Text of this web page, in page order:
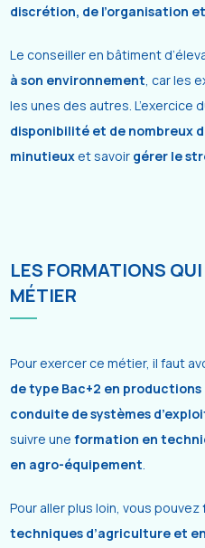
discrétion, de l’organisation
Le conseiller en bâtiment
à son environnement , car les
les unes des autres. L’exercice
disponibilité et de nombreux
minutieux et savoir gérer le
LES FORMATIONS
MÉTIER
Pour exercer ce métier, il faut
de type Bac+2 en
conduite de systèmes
suivre uneformation en
en agro-équipement
Pour aller plus loin, vous pouvez
techniques d’agriculture et